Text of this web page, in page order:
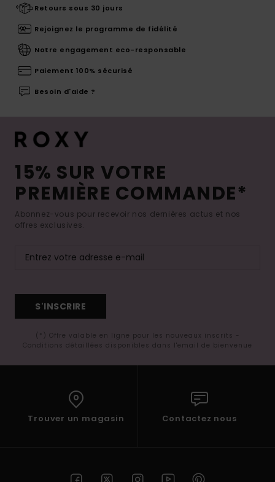
Retours sous 30 jours
Rejoignez le programme de fidélité
Notre engagement eco-responsable
Paiement 100% sécurisé
Besoin d'aide ?
15% SUR VOTRE
PREMIÈRE COMMANDE*
Abonnez-vous pour recevoir nos dernières actus et nos
offres exclusives.
S'INSCRIRE
(*) Offre valable en ligne pour les nouveaux inscrits -
Conditions détaillées disponibles dans l'email de bienvenue
Trouver un magasin Contactez nous